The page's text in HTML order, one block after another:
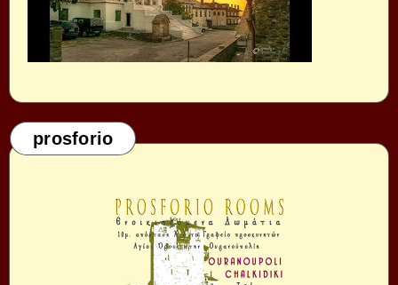
prosforio